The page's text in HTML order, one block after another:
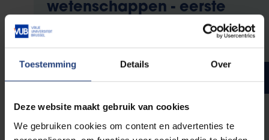
Toestemming Details Over
Deze website maakt gebruik van cookies
We gebruiken cookies om content en advertenties te
wetenschappen - eerste
Bachelorjaar 1
Verplichte opleidingsonderdelen